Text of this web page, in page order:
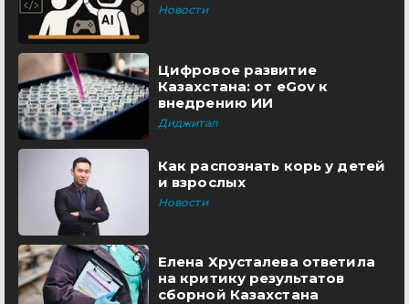
Новости
Цифровое развитие
Казахстана: от eGov к
внедрению ИИ
Диджитал
Как распознать корь у детей
и взрослых
Новости
Елена Хрусталева ответила
на критику результатов
сборной Казахстана